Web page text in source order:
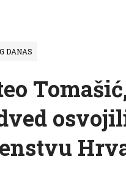
DANAS